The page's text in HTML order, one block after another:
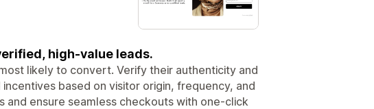
high-value leads.
likely to convert. Verify their authenticity and
based on visitor origin, frequency, and
ensure seamless checkouts with one-click